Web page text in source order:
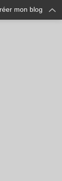
mon blog